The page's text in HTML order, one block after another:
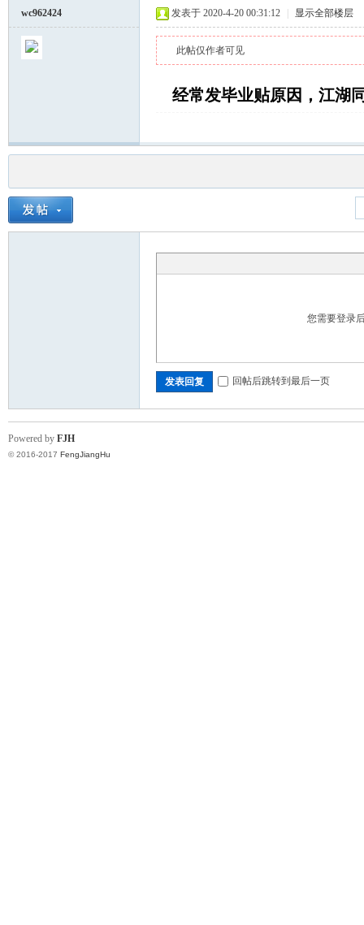
wc962424 发表于 2020-4-20 00:31:12 显示全部楼层
此帖仅作者可见
经常发毕业贴原因，江湖
您需要登录
发表回复 回帖后跳转到最后一页
Powered by FJH
© 2016-2017 FengJiangHu